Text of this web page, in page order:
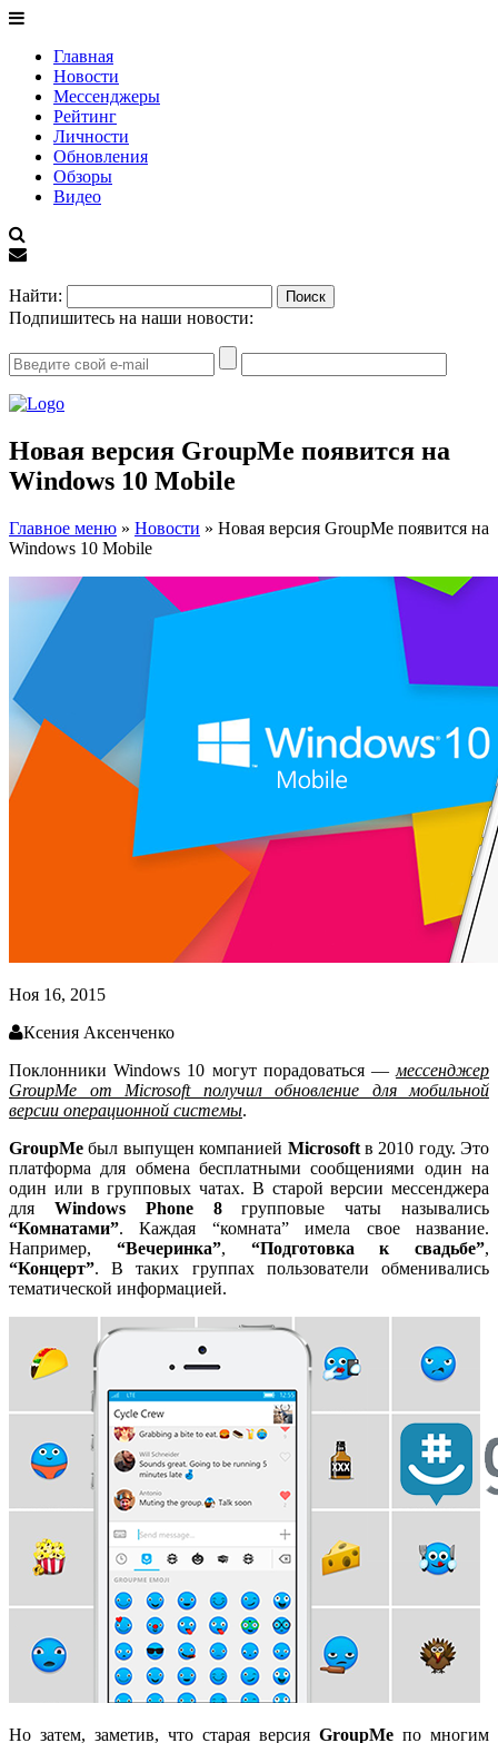
Главная
Новости
Мессенджеры
Рейтинг
Личности
Обновления
Обзоры
Видео
Найти:
Подпишитесь на наши новости:
Новая версия GroupMe появится на
Windows 10 Mobile
Главное меню » Новости » Новая версия GroupMe появится на
Windows 10 Mobile
Ноя 16, 2015
Ксения Аксенченко
Поклонники Windows 10 могут порадоваться — мессенджер
GroupMe от Microsoft получил обновление для мобильной
версии операционной системы.
GroupMe был выпущен компанией Microsoftв 2010 году. Это
платформа для обмена бесплатными сообщениями один на
один или в групповых чатах. В старой версии мессенджера
для Windows Phone 8групповые чаты назывались
“Комнатами”. Каждая “комната” имела свое название.
Например, “Вечеринка”, “Подготовка к свадьбе”,
“Концерт”. В таких группах пользователи обменивались
тематической информацией.
Но затем, заметив, что старая версия GroupMe по многим